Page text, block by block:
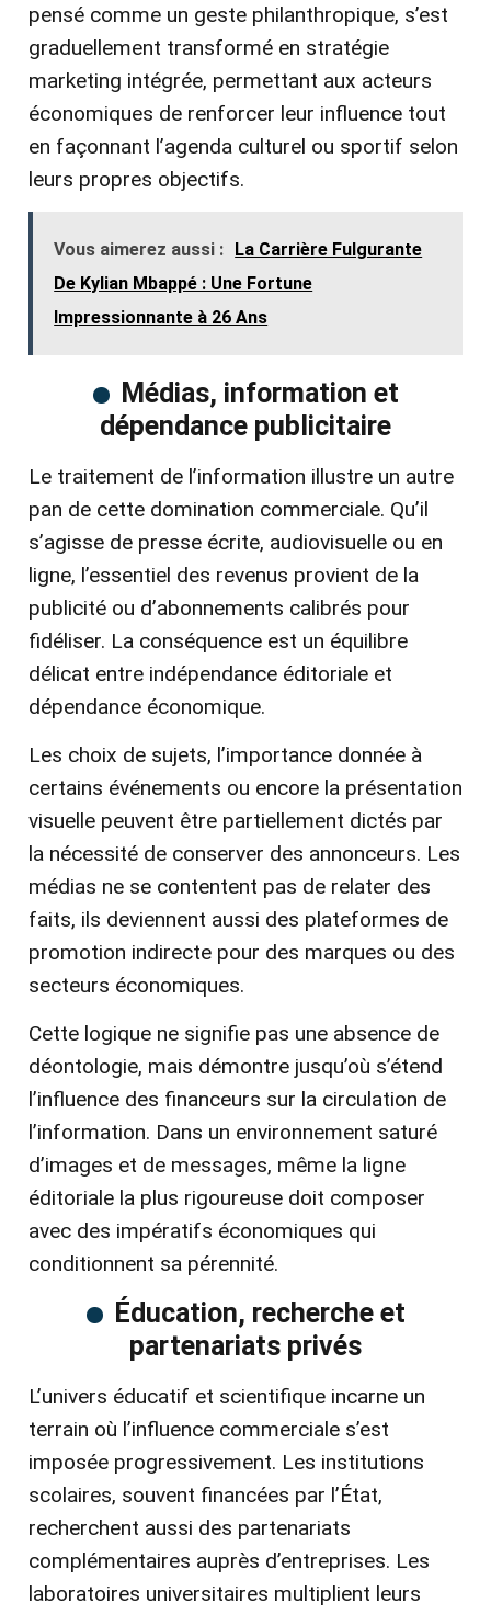
pensé comme un geste philanthropique, s’est
graduellement transformé en stratégie
marketing intégrée, permettant aux acteurs
économiques de renforcer leur influence tout
en façonnant l’agenda culturel ou sportif selon
leurs propres objectifs.
Vous aimerez aussi :
La Carrière Fulgurante
De Kylian Mbappé : Une Fortune
Impressionnante à 26 Ans
Médias, information et
dépendance publicitaire
Le traitement de l’information illustre un autre
pan de cette domination commerciale. Qu’il
s’agisse de presse écrite, audiovisuelle ou en
ligne, l’essentiel des revenus provient de la
publicité ou d’abonnements calibrés pour
fidéliser. La conséquence est un équilibre
délicat entre indépendance éditoriale et
dépendance économique.
Les choix de sujets, l’importance donnée à
certains événements ou encore la présentation
visuelle peuvent être partiellement dictés par
la nécessité de conserver des annonceurs. Les
médias ne se contentent pas de relater des
faits, ils deviennent aussi des plateformes de
promotion indirecte pour des marques ou des
secteurs économiques.
Cette logique ne signifie pas une absence de
déontologie, mais démontre jusqu’où s’étend
l’influence des financeurs sur la circulation de
l’information. Dans un environnement saturé
d’images et de messages, même la ligne
éditoriale la plus rigoureuse doit composer
avec des impératifs économiques qui
conditionnent sa pérennité.
Éducation, recherche et
partenariats privés
L’univers éducatif et scientifique incarne un
terrain où l’influence commerciale s’est
imposée progressivement. Les institutions
scolaires, souvent financées par l’État,
recherchent aussi des partenariats
complémentaires auprès d’entreprises. Les
laboratoires universitaires multiplient leurs